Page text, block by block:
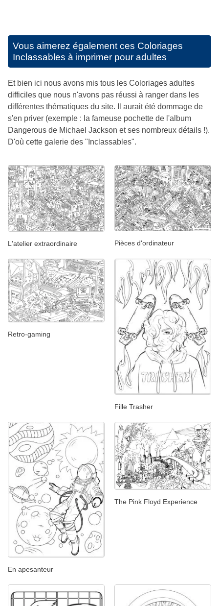
Vous aimerez également ces Coloriages
Inclassables à imprimer pour adultes
Et bien ici nous avons mis tous les Coloriages adultes
difficiles que nous n'avons pas réussi à ranger dans les
différentes thématiques du site. Il aurait été dommage de
s'en priver (exemple : la fameuse pochette de l'album
Dangerous de Michael Jackson et ses nombreux détails !).
D'où cette galerie des "Inclassables".
L'atelier extraordinaire Pièces d'ordinateur
Retro-gaming
Fille Trasher
En apesanteur
The Pink Floyd Experience